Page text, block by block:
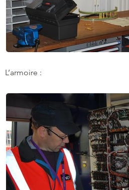
L’armoire :